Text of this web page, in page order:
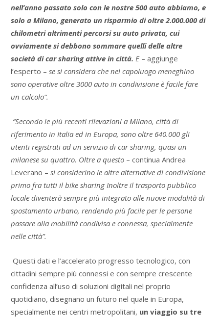
nell’anno passato solo con le nostre 500 auto abbiamo, e
solo a Milano, generato un risparmio di oltre 2.000.000 di
chilometri altrimenti percorsi su auto privata, cui
ovviamente si debbono sommare quelli delle altre
società di car sharing attive in città. E– aggiunge
l’esperto – se si considera che nel capoluogo meneghino
sono operative oltre 3000 auto in condivisione è facile fare
un calcolo”.
“Secondo le più recenti rilevazioni a Milano, città di
riferimento in Italia ed in Europa, sono oltre 640.000 gli
utenti registrati ad un servizio di car sharing, quasi un
milanese su quattro. Oltre a questo– continua Andrea
Leverano – si considerino le altre alternative di condivisione
primo fra tutti il bike sharing Inoltre il trasporto pubblico
locale diventerà sempre più integrato alle nuove modalità di
spostamento urbano, rendendo più facile per le persone
passare alla mobilità condivisa e connessa, specialmente
nelle città”.
Questi dati e l’accelerato progresso tecnologico, con
cittadini sempre più connessi e con sempre crescente
confidenza all’uso di soluzioni digitali nel proprio
quotidiano, disegnano un futuro nel quale in Europa,
specialmente nei centri metropolitani, un viaggio su tre